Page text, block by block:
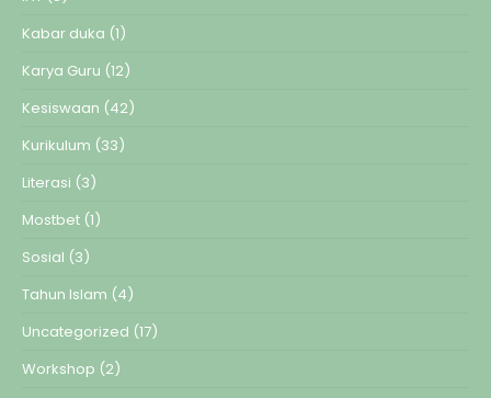
Kabar duka (1)
Karya Guru (12)
Kesiswaan (42)
Kurikulum (33)
Literasi (3)
Mostbet (1)
Sosial (3)
Tahun Islam (4)
Uncategorized (17)
Workshop (2)